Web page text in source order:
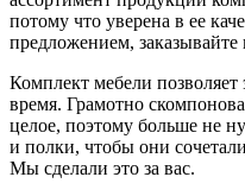
потому что уверена в ее
предложением, заказывайте
Комплект мебели позволяет
время. Грамотно
целое, поэтому больше не
и полки, чтобы они
Мы сделали это за вас.